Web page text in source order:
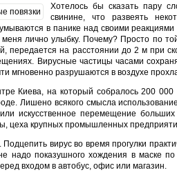
Хотелось бы сказать пару
свинине, что развеять
в панике над своими
лично улыбку. Почему? Просто по
передается на расстоянии до 2 м при
Вирусные частицы часами
мгновенно разрушаются в воздухе
Киева, на который собралось 200
Лишено всякого смысла
искусственное перемещение
цеха крупных промышленных
Подцепить вирус во время прогулки
надо показушного хождения в маске
входом в автобус, офис или магазин.